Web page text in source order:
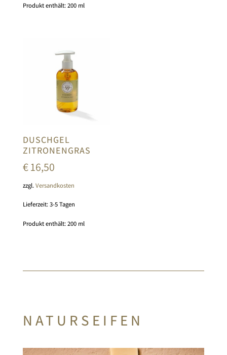
Produkt enthält: 200 ml
DUSCHGEL
ZITRONENGRAS
€16,50
zzgl.Versandkosten
Lieferzeit:3-5 Tagen
Produkt enthält: 200 ml
NATURSEIFEN